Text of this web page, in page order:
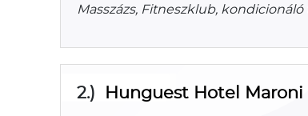
Masszázs, Fitneszklub,
2.) Hunguest Hotel Maroni